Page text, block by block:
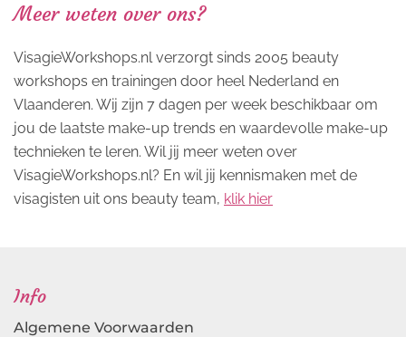
Meer weten over ons?
VisagieWorkshops.nl verzorgt sinds 2005 beauty
workshops en trainingen door heel Nederland en
Vlaanderen. Wij zijn 7 dagen per week beschikbaar om
jou de laatste make-up trends en waardevolle make-up
technieken te leren. Wil jij meer weten over
VisagieWorkshops.nl? En wil jij kennismaken met de
visagisten uit ons beauty team, klik hier
Info
Algemene Voorwaarden